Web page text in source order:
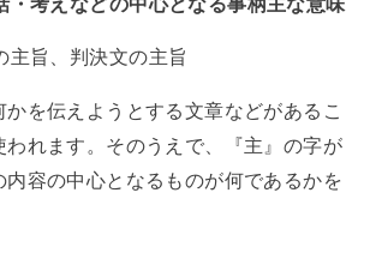
主旨、判決文の主旨
を伝えようとする文章などがあるこ
われます。そのうえで、『主』の字が
内容の中心となるものが何であるかを